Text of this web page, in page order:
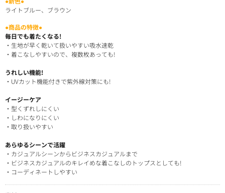
ライトブルー、ブラウン
●商品の特徴●
毎日でも着たくなる!
・生地が早く乾いて扱いやすい吸水速乾
・着こなしやすいので、複数枚あっても!
うれしい機能!
・UVカット機能付きで紫外線対策にも!
イージーケア
・型くずれしにくい
・しわになりにくい
・取り扱いやすい
あらゆるシーンで活躍
・カジュアルシーンからビジネスカジュアルまで
・ビジネスカジュアルのキレイめな着こなしのトップスとしても!
・コーディネートしやすい